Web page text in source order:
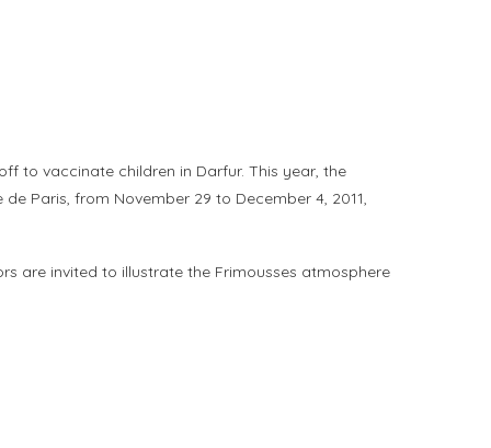
to vaccinate children in Darfur. This year, the
Paris, from November 29 to December 4, 2011,
are invited to illustrate the Frimousses atmosphere